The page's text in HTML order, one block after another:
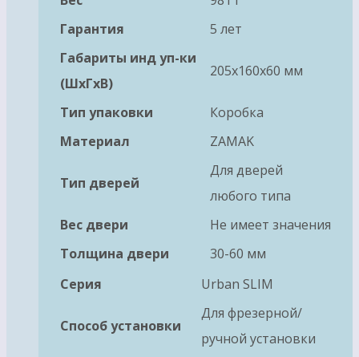
Гарантия
5 лет
Габариты инд уп-ки
(ШхГхВ)
205x160x60 мм
Тип упаковки
Коробка
Материал
ZAMAK
Тип дверей
Для дверей
любого типа
Вес двери
Не имеет значения
Толщина двери
30-60 мм
Серия
Urban SLIM
Способ установки
Для фрезерной/
ручной установки